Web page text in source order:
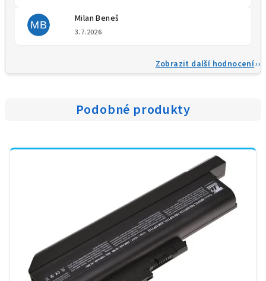
MB
Milan Beneš
3.7.2026
Zobrazit další hodnocení
Podobné produkty